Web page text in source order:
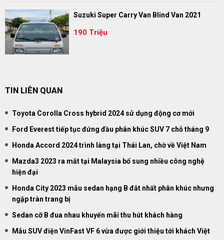
Suzuki Super Carry Van Blind Van 2021
190 Triệu
TIN LIÊN QUAN
Toyota Corolla Cross hybrid 2024 sử dụng động cơ mới
Ford Everest tiếp tục đứng đầu phân khúc SUV 7 chỗ tháng 9
Honda Accord 2024 trình làng tại Thái Lan, chờ về Việt Nam
Mazda3 2023 ra mắt tại Malaysia bổ sung nhiều công nghệ
hiện đại
Honda City 2023 mẫu sedan hạng B đắt nhất phân khúc nhưng
ngập tràn trang bị
Sedan cỡ B đua nhau khuyến mãi thu hút khách hàng
Mẫu SUV điện VinFast VF 6 vừa được giới thiệu tới khách Việt